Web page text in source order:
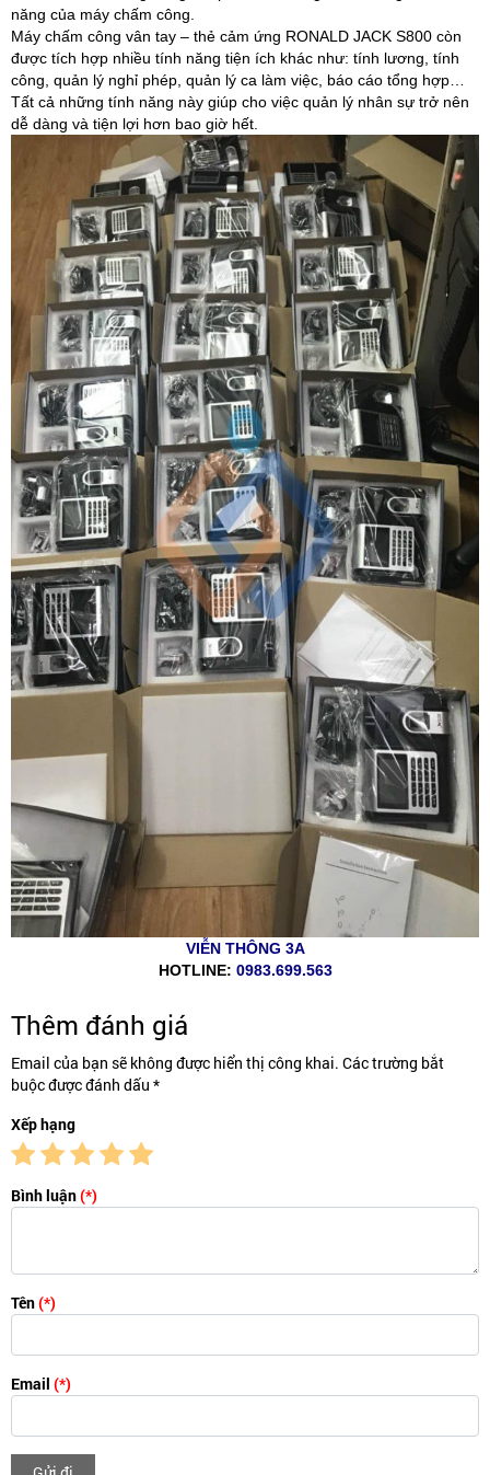
năng của máy chấm công.
Máy chấm công vân tay – thẻ cảm ứng RONALD JACK S800 còn
được tích hợp nhiều tính năng tiện ích khác như: tính lương, tính
công, quản lý nghỉ phép, quản lý ca làm việc, báo cáo tổng hợp…
Tất cả những tính năng này giúp cho việc quản lý nhân sự trở nên
dễ dàng và tiện lợi hơn bao giờ hết.
VIỄN THÔNG 3A
HOTLINE: 0983.699.563
Thêm đánh giá
Email của bạn sẽ không được hiển thị công khai. Các trường bắt
buộc được đánh dấu *
Xếp hạng
Bình luận(*)
Tên(*)
Email (*)